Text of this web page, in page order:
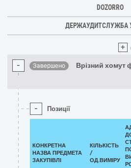
DOZORRO
ДЕРЖАУДИТСЛУЖБА
+
- Завершено Врізний хомут
- Позиції
КОНКРЕТНА
НАЗВА ПРЕДМЕТА
ЗАКУПІВЛІ
КІЛЬКІСТЬ
/
ОД.ВИМІРУ